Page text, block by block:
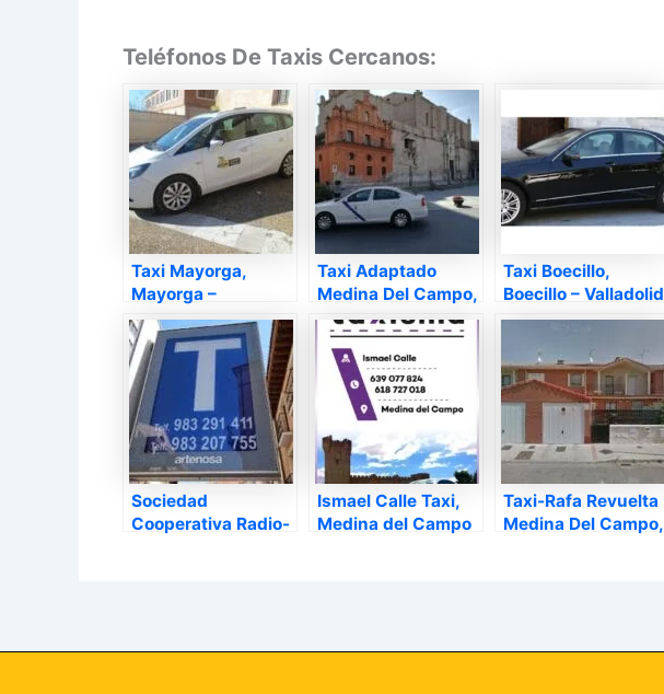
Teléfonos De Taxis Cercanos:
Taxi Mayorga,
Mayorga –
Valladolid
Taxi Adaptado
Medina Del Campo,
Medina del Campo
– Valladolid
Taxi Boecillo,
Boecillo – Valladolid
Sociedad
Cooperativa Radio-
Ismael Calle Taxi,
Medina del Campo
Taxi-Rafa Revuelta
Medina Del Campo,